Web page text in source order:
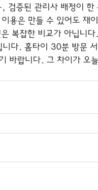
증된 관리사 배정이 한
용은 만들 수 있어도 재
복잡한 비교가 아닙니
다. 홈타이 30분 방문
바랍니다. 그 차이가 오